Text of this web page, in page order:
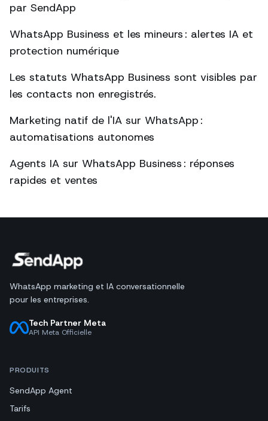
par SendApp
WhatsApp Business et les mineurs : alertes IA et
protection numérique
Les statuts WhatsApp Business sont visibles par
les contacts non enregistrés.
Marketing natif de l'IA sur WhatsApp :
automatisations autonomes
Agents IA sur WhatsApp Business : réponses
rapides et ventes
WhatsApp marketing et IA conversationnelle
pour les entreprises.
Tech Partner Meta
API Meta Officielle
PRODUITS
SendApp Agent
Tarifs